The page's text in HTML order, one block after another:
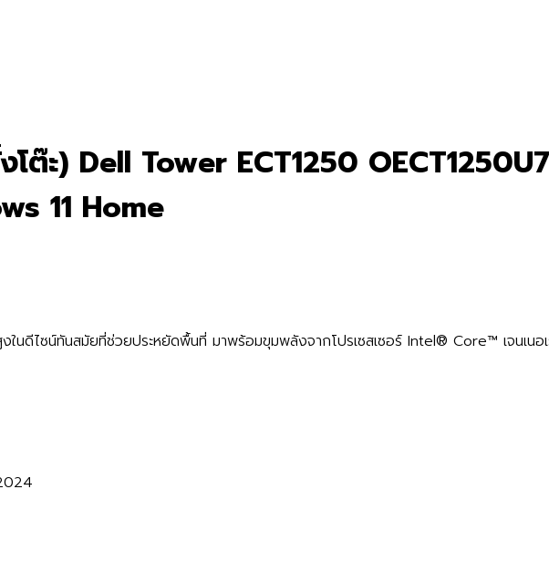
ต๊ะ) Dell Tower ECT1250
11 Home
ในดีไซน์ทันสมัยที่ช่วยประหยัดพื้นที่ มาพร้อมขุมพลังจากโปรเซสเซอร์ Intel® Core™ เจนเนอ